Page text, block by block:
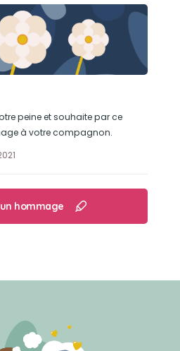
peine et souhaite par ce
à votre compagnon.
hommage